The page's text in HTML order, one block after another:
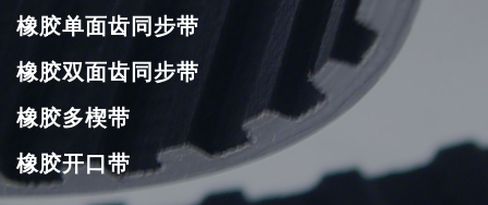
橡胶单面齿同步带
橡胶双面齿同步带
橡胶多楔带
橡胶开口带